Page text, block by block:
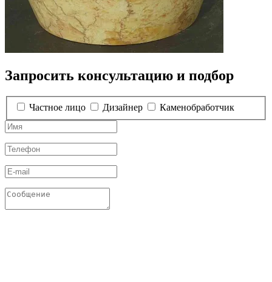
Запросить консультацию и подбор
Частное лицо Дизайнер Каменобработчик